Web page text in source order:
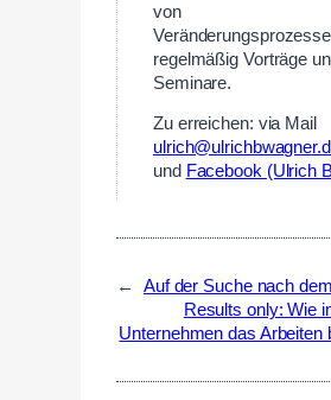
von
regelmäßig Vorträge
Seminare.
Zu erreichen: via Mail
und Facebook (Ulrich
←
Auf der Suche nach
Results only: Wie
Unternehmen das Arbeiten